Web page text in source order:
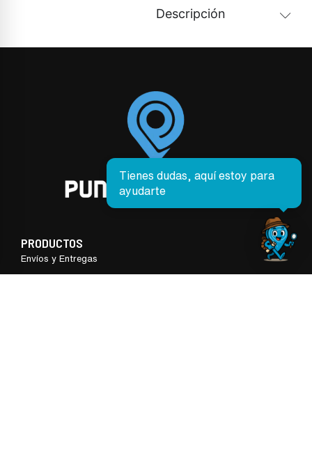
Descripción
PRODUCTOS
Envíos y Entregas
Cancelaciones y Reembolsos
Tienes dudas, aquí estoy para
ayudarte